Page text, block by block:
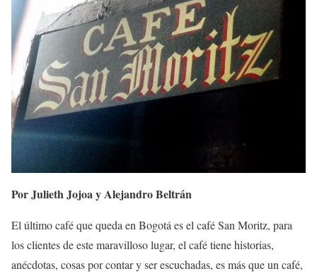
Por Julieth Jojoa y Alejandro Beltrán
El último café que queda en Bogotá es el café San Moritz, para
los clientes de este maravilloso lugar, el café tiene historias,
anécdotas, cosas por contar y ser escuchadas, es más que un café,